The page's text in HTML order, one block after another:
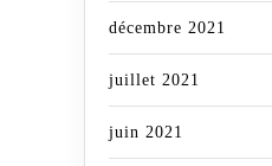
décembre 2021
juillet 2021
juin 2021